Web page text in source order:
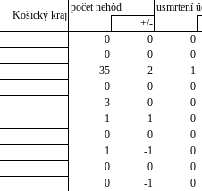
Košický kraj
počet nehôd
usmrtení
+/-
0 0
0
0 0
0
35 2
1
0 0
0
3 0
0
1 1
0
0 0
0
1 -1
0
0 0
0
0 -1
0